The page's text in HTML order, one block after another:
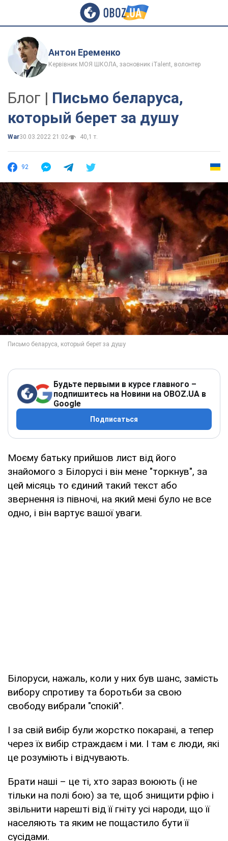
Антон Еременко
Кервівник МОЯ ШКОЛА, засновник iTalent, волонтер
Блог | Письмо беларуса,
который берет за душу
War30.03.2022 21:02 40,1 т.
92
Будьте первыми в курсе главного –
подпишитесь на Новини на OBOZ.UA в
Google
Подписаться
Моєму батьку прийшов лист від його
знайомого з Білорусі і він мене "торкнув", за
цей місяць то єдиний такий текст або
звернення із півночі, на який мені було не все
одно, і він вартує вашої уваги.
Білоруси, нажаль, коли у них був шанс, замість
вибору спротиву та боротьби за свою
свободу вибрали "спокій".
І за свій вибір були жорстко покарані, а тепер
через їх вибір страждаєм і ми. І там є люди, які
це розуміють і відчувають.
Брати наші – це ті, хто зараз воюють (і не
тільки на полі бою) за те, щоб знищити рфію і
звільнити нарешті від її гніту усі народи, що її
населяють та яким не пощастило бути її
сусідами.